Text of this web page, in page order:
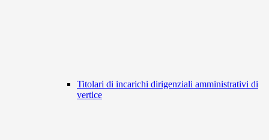
Titolari di incarichi dirigenziali amministrativi di
vertice